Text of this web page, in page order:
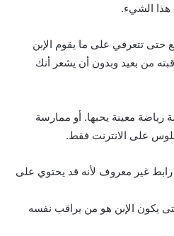
هذا الشيء.
تتعرفي على ما يقوم الإبن
من بعيد وبدون أن يشعر أنك
معينة يحبها. أو ممارسة
على الانترنت فقط.
غير معروف لأنه قد يحتوي على
يكون الإبن هو من يراقب نفسه
كيف تغسلين الفاكهة والخضروات
القلب
كيف تجعل عائلتك سعيدة طوال
الوقت